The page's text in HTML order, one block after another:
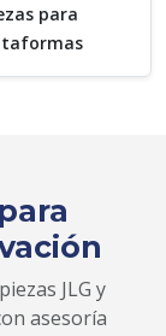
para
JLG y
asesoría